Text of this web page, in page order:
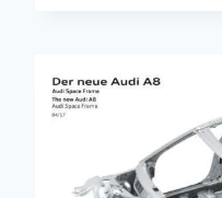
CON
AYUDA
DE
FONDOS
FEDER